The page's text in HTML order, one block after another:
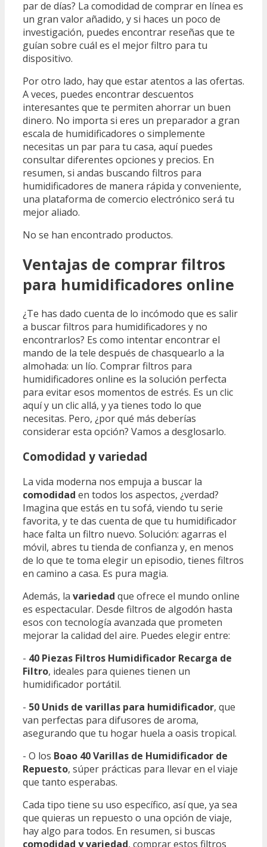
par de días? La comodidad de comprar en línea es
un gran valor añadido, y si haces un poco de
investigación, puedes encontrar reseñas que te
guían sobre cuál es el mejor filtro para tu
dispositivo.
Por otro lado, hay que estar atentos a las ofertas.
A veces, puedes encontrar descuentos
interesantes que te permiten ahorrar un buen
dinero. No importa si eres un preparador a gran
escala de humidificadores o simplemente
necesitas un par para tu casa, aquí puedes
consultar diferentes opciones y precios. En
resumen, si andas buscando filtros para
humidificadores de manera rápida y conveniente,
una plataforma de comercio electrónico será tu
mejor aliado.
No se han encontrado productos.
Ventajas de comprar filtros
para humidificadores online
¿Te has dado cuenta de lo incómodo que es salir
a buscar filtros para humidificadores y no
encontrarlos? Es como intentar encontrar el
mando de la tele después de chasquearlo a la
almohada: un lío. Comprar filtros para
humidificadores online es la solución perfecta
para evitar esos momentos de estrés. Es un clic
aquí y un clic allá, y ya tienes todo lo que
necesitas. Pero, ¿por qué más deberías
considerar esta opción? Vamos a desglosarlo.
Comodidad y variedad
La vida moderna nos empuja a buscar la
comodidad en todos los aspectos, ¿verdad?
Imagina que estás en tu sofá, viendo tu serie
favorita, y te das cuenta de que tu humidificador
hace falta un filtro nuevo. Solución: agarras el
móvil, abres tu tienda de confianza y, en menos
de lo que te toma elegir un episodio, tienes filtros
en camino a casa. Es pura magia.
Además, la variedad que ofrece el mundo online
es espectacular. Desde filtros de algodón hasta
esos con tecnología avanzada que prometen
mejorar la calidad del aire. Puedes elegir entre:
- 40 Piezas Filtros Humidificador Recarga de
Filtro, ideales para quienes tienen un
humidificador portátil.
- 50 Unids de varillas para humidificador, que
van perfectas para difusores de aroma,
asegurando que tu hogar huela a oasis tropical.
- O los Boao 40 Varillas de Humidificador de
Repuesto, súper prácticas para llevar en el viaje
que tanto esperabas.
Cada tipo tiene su uso específico, así que, ya sea
que quieras un repuesto o una opción de viaje,
hay algo para todos. En resumen, si buscas
comodidad y variedad, comprar estos filtros